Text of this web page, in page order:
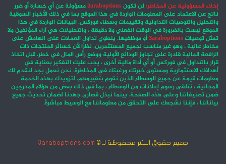
إخلاء المسؤولية عن المخاطر: لن تكون3araboptionsمسؤولة عن أي خسارة أو ضرر
ناتج عن الاعتماد على المعلومات الواردة في هذا الموقع بما في ذلك الأخبار السوقية
والتحليل والتوصيات التداولية وتقييمات وسطاء فوركس. البيانات الواردة في هذا
الموقع ليست بالضرورة في الوقت الفعلي ولا دقيقة ، والتحليلات هي آراء المؤلفين ولا
تمثل توصيات3araboptionsأو موظفيها. ينطوي تداول العملات على الهامش على
مخاطر عالية ، وهو غير مناسب لجميع المستثمرين. نظرًا لأن خسائر المنتجات ذات
الرافعة المالية قادرة على تجاوز الودائع الأولية ووضع رأس المال في خطر. قبل اتخاذ
قرار بالتداول في فوركس أو أي أداة مالية أخرى ، يجب عليك التفكير بعناية في
أهدافك الاستثمارية ومستوى خبرتك ورغبتك في المخاطرة. نحن نعمل بجد لنقدم لك
معلومات قيمة عن جميع الوسطاء الذين نقوم بتقييمهم. لتزويدك بهذه الخدمة
المجانية ، نتلقى رسوم إعلانات من الوسطاء ، بما في ذلك بعض من هؤلاء المدرجين
ضمن تصنيفاتنا وعلى هذه الصفحة. بينما نبذل قصارى جهدنا لضمان تحديث جميع
بياناتنا ، فإننا نشجعك على التحقق من معلوماتنا مع الوسيط مباشرةً.
جميع حقوق النشر محفوظة لـ © 3araboptions.com